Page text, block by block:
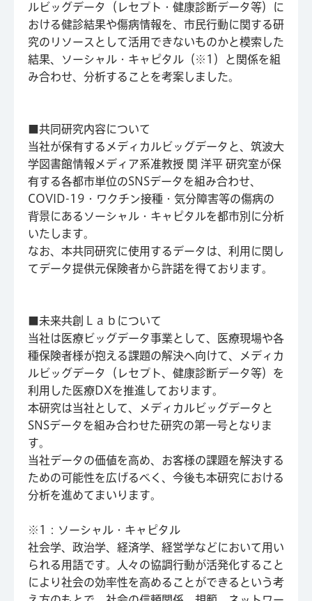
ルビッグデータ（レセプト・健康診断データ等）に
おける健診結果や傷病情報を、市民行動に関する研
究のリソースとして活用できないものかと模索した
結果、ソーシャル・キャピタル（※1）と関係を組
み合わせ、分析することを考案しました。
■共同研究内容について
当社が保有するメディカルビッグデータと、筑波大
学図書館情報メディア系准教授 関 洋平 研究室が保
有する各都市単位のSNSデータを組み合わせ、
COVID-19・ワクチン接種・気分障害等の傷病の
背景にあるソーシャル・キャピタルを都市別に分析
いたします。
なお、本共同研究に使用するデータは、利用に関し
てデータ提供元保険者から許諾を得ております。
■未来共創Ｌａｂについて
当社は医療ビッグデータ事業として、医療現場や各
種保険者様が抱える課題の解決へ向けて、メディカ
ルビッグデータ（レセプト、健康診断データ等）を
利用した医療DXを推進しております。
本研究は当社として、メディカルビッグデータと
SNSデータを組み合わせた研究の第一号となりま
す。
当社データの価値を高め、お客様の課題を解決する
ための可能性を広げるべく、今後も本研究における
分析を進めてまいります。
※1：ソーシャル・キャピタル
社会学、政治学、経済学、経営学などにおいて用い
られる用語です。人々の協調行動が活発化すること
により社会の効率性を高めることができるという考